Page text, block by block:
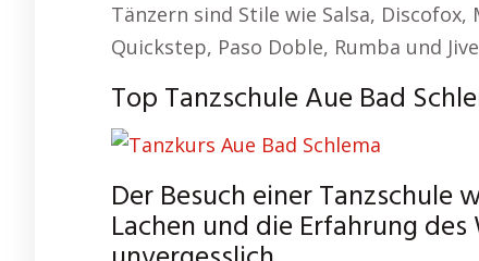
Tänzern sind Stile wie Salsa, Discofox,
Quickstep, Paso Doble, Rumba und
Top Tanzschule Aue Bad
Der Besuch einer Tanzschule
Lachen und die Erfahrung